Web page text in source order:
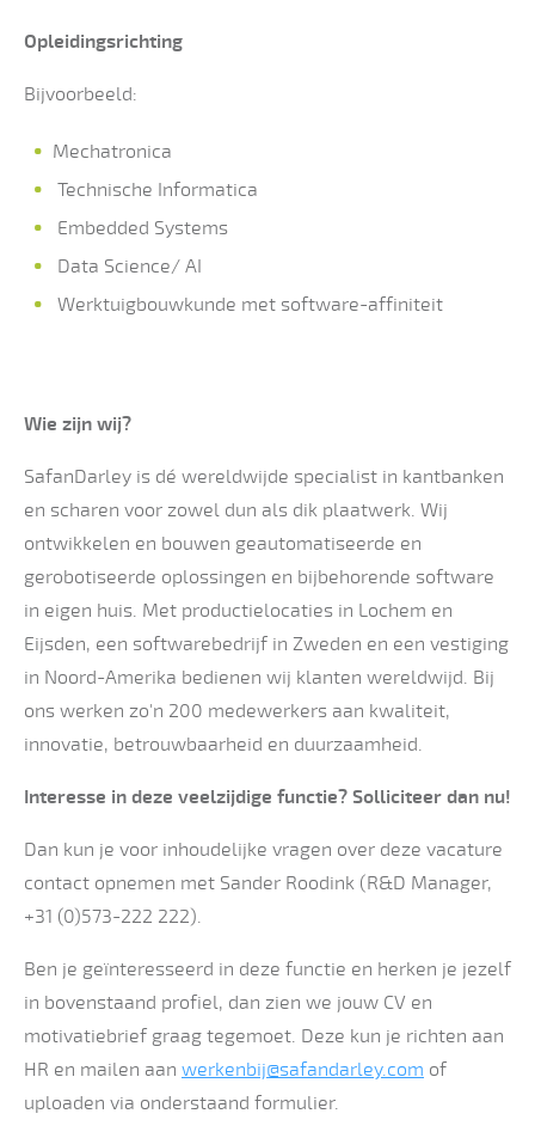
Opleidingsrichting
Bijvoorbeeld:
Mechatronica
Technische Informatica
Embedded Systems
Data Science/ AI
Werktuigbouwkunde met software-affiniteit
Wie zijn wij?
SafanDarley is dé wereldwijde specialist in kantbanken
en scharen voor zowel dun als dik plaatwerk. Wij
ontwikkelen en bouwen geautomatiseerde en
gerobotiseerde oplossingen en bijbehorende software
in eigen huis. Met productielocaties in Lochem en
Eijsden, een softwarebedrijf in Zweden en een vestiging
in Noord-Amerika bedienen wij klanten wereldwijd. Bij
ons werken zo'n 200 medewerkers aan kwaliteit,
innovatie, betrouwbaarheid en duurzaamheid.
Interesse in deze veelzijdige functie? Solliciteer dan nu!
Dan kun je voor inhoudelijke vragen over deze vacature
contact opnemen met Sander Roodink (R&D Manager,
+31 (0)573-222 222).
Ben je geïnteresseerd in deze functie en herken je jezelf
in bovenstaand profiel, dan zien we jouw CV en
motivatiebrief graag tegemoet. Deze kun je richten aan
HR en mailen aan werkenbij@safandarley.com of
uploaden via onderstaand formulier.